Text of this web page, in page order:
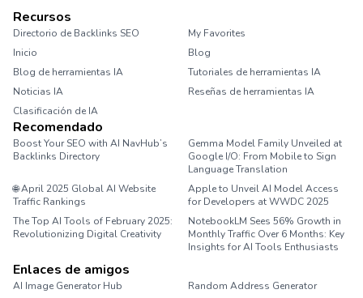
Recursos
Directorio de Backlinks SEO
My Favorites
Inicio
Blog
Blog de herramientas IA
Tutoriales de herramientas IA
Noticias IA
Reseñas de herramientas IA
Clasificación de IA
Recomendado
Boost Your SEO with AI NavHub’s
Backlinks Directory
Gemma Model Family Unveiled at
Google I/O: From Mobile to Sign
Language Translation
🌐 April 2025 Global AI Website
Traffic Rankings
Apple to Unveil AI Model Access
for Developers at WWDC 2025
The Top AI Tools of February 2025:
Revolutionizing Digital Creativity
NotebookLM Sees 56% Growth in
Monthly Traffic Over 6 Months: Key
Insights for AI Tools Enthusiasts
Enlaces de amigos
AI Image Generator Hub
Random Address Generator